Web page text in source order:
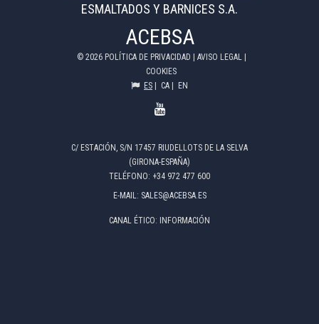
ESMALTADOS Y BARNICES S.A.
ACEBSA
© 2026 POLÍTICA DE PRIVACIDAD | AVISO LEGAL |
COOKIES
ES | CA | EN
C/ ESTACIÓN, S/N 17457 RIUDELLOTS DE LA SELVA
(GIRONA-ESPAÑA)
TELÉFONO: +34 972 477 600
E-MAIL: SALES@ACEBSA.ES
CANAL ÉTICO: INFORMACIÓN